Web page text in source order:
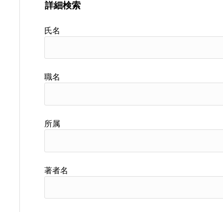
詳細検索
氏名
職名
所属
著者名